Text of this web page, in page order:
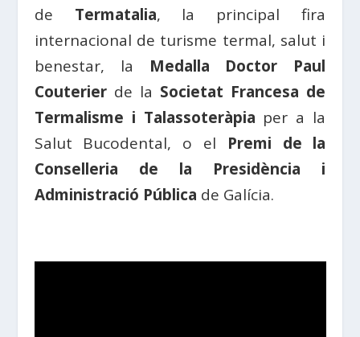
de Termatalia, la principal fira
internacional de turisme termal, salut i
benestar, la Medalla Doctor Paul
Couterierde la Societat Francesa de
Termalisme i Talassoteràpia per a la
Salut Bucodental, o el Premi de la
Conselleria de la Presidència i
Administració Pública de Galícia.